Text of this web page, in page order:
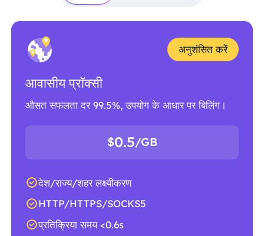
अनुशंसित करें
आवासीय प्रॉक्सी
औसत सफलता दर 99.5%, उपयोग के आधार पर बिलिंग।
$0.5/GB
देश/राज्य/शहर लक्ष्यीकरण
HTTP/HTTPS/SOCKS5
प्रतिक्रिया समय <0.6s